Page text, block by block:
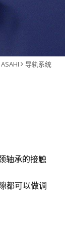
ASAHI 导轨系统
轴承的接触
都可以做调